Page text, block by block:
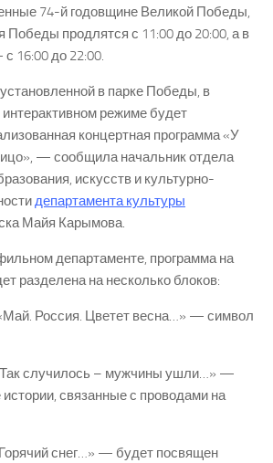
74-й годовщине Великой Победы,
Победы продлятся с 11:00 до 20:00, а в
16:00 до 22:00.
в парке Победы, в
интерактивном режиме будет
концертная программа «У
— сообщила начальник отдела
искусств и культурно-
департамента культуры
Майя Карымова.
департаменте, программа на
разделена на несколько блоков:
Россия. Цветет весна…» — символ
случилось – мужчины ушли…» —
связанные с проводами на
снег…» — будет посвящен